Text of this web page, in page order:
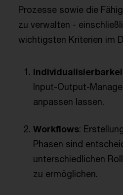
Prozesse sowie die
zu verwalten -
wichtigsten Kriterien im
Input-Output-
anpassen lassen.
Workflows:
Phasen sind
unterschiedlichen
zu ermöglichen.